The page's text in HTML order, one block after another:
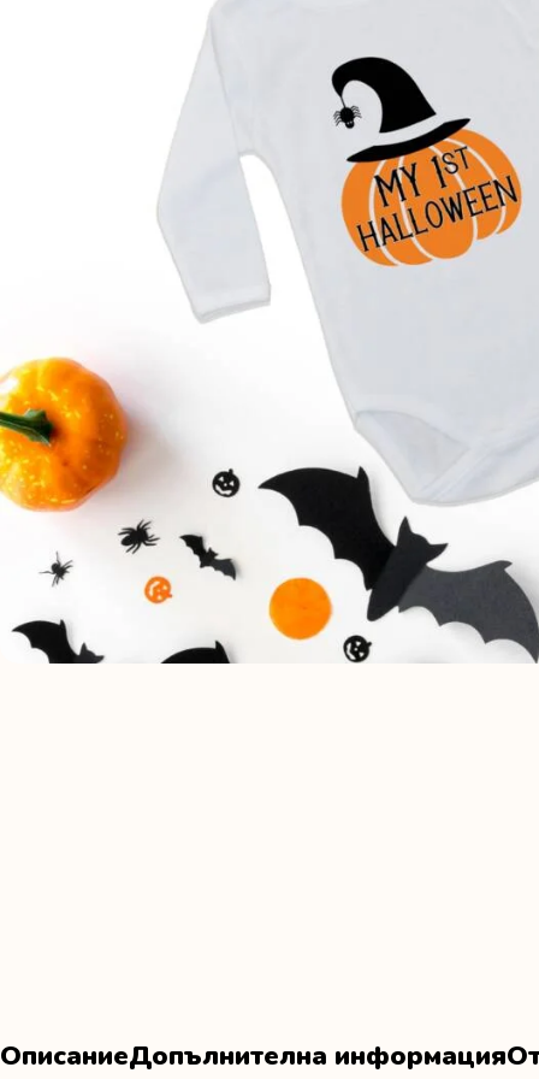
ОписаниеДопълнителна информация